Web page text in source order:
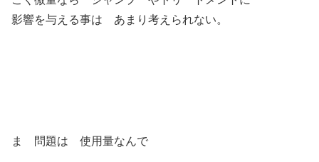
影響を与える事は あまり考えられない。
ま 問題は 使用量なんで